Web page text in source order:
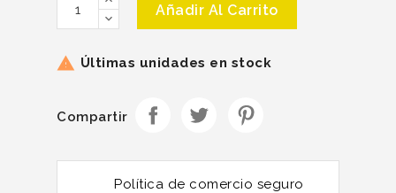
Añadir Al Carrito
 Últimas unidades en stock
Compartir
Política de comercio seguro